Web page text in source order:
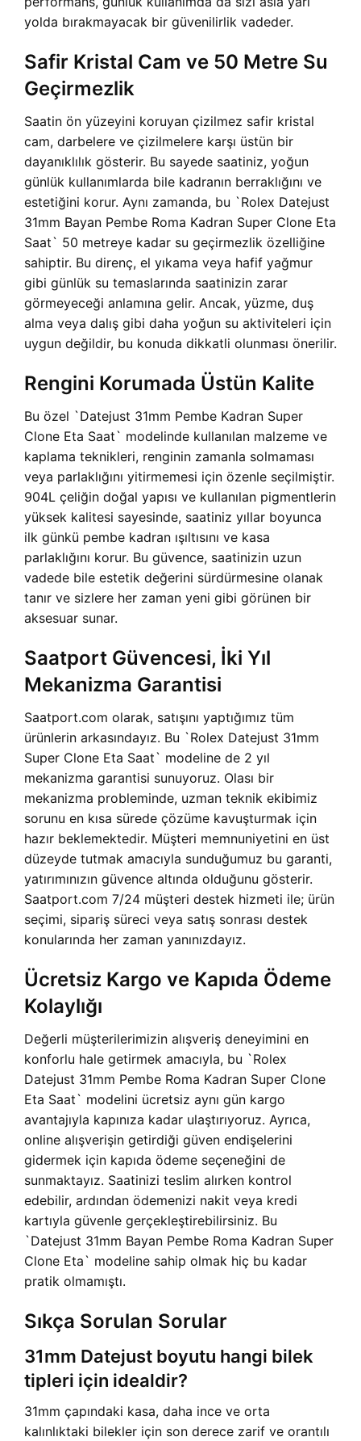
yolda bırakmayacak bir güvenilirlik vadeder.
Safir Kristal Cam ve 50 Metre Su
Geçirmezlik
Saatin ön yüzeyini koruyan çizilmez safir kristal
cam, darbelere ve çizilmelere karşı üstün bir
dayanıklılık gösterir. Bu sayede saatiniz, yoğun
günlük kullanımlarda bile kadranın berraklığını ve
estetiğini korur. Aynı zamanda, bu `Rolex Datejust
31mm Bayan Pembe Roma Kadran Super Clone Eta
Saat` 50 metreye kadar su geçirmezlik özelliğine
sahiptir. Bu direnç, el yıkama veya hafif yağmur
gibi günlük su temaslarında saatinizin zarar
görmeyeceği anlamına gelir. Ancak, yüzme, duş
alma veya dalış gibi daha yoğun su aktiviteleri için
uygun değildir, bu konuda dikkatli olunması önerilir.
Rengini Korumada Üstün Kalite
Bu özel `Datejust 31mm Pembe Kadran Super
Clone Eta Saat` modelinde kullanılan malzeme ve
kaplama teknikleri, renginin zamanla solmaması
veya parlaklığını yitirmemesi için özenle seçilmiştir.
904L çeliğin doğal yapısı ve kullanılan pigmentlerin
yüksek kalitesi sayesinde, saatiniz yıllar boyunca
ilk günkü pembe kadran ışıltısını ve kasa
parlaklığını korur. Bu güvence, saatinizin uzun
vadede bile estetik değerini sürdürmesine olanak
tanır ve sizlere her zaman yeni gibi görünen bir
aksesuar sunar.
Saatport Güvencesi, İki Yıl
Mekanizma Garantisi
Saatport.com olarak, satışını yaptığımız tüm
ürünlerin arkasındayız. Bu `Rolex Datejust 31mm
Super Clone Eta Saat` modeline de 2 yıl
mekanizma garantisi sunuyoruz. Olası bir
mekanizma probleminde, uzman teknik ekibimiz
sorunu en kısa sürede çözüme kavuşturmak için
hazır beklemektedir. Müşteri memnuniyetini en üst
düzeyde tutmak amacıyla sunduğumuz bu garanti,
yatırımınızın güvence altında olduğunu gösterir.
Saatport.com 7/24 müşteri destek hizmeti ile; ürün
seçimi, sipariş süreci veya satış sonrası destek
konularında her zaman yanınızdayız.
Ücretsiz Kargo ve Kapıda Ödeme
Kolaylığı
Değerli müşterilerimizin alışveriş deneyimini en
konforlu hale getirmek amacıyla, bu `Rolex
Datejust 31mm Pembe Roma Kadran Super Clone
Eta Saat` modelini ücretsiz aynı gün kargo
avantajıyla kapınıza kadar ulaştırıyoruz. Ayrıca,
online alışverişin getirdiği güven endişelerini
gidermek için kapıda ödeme seçeneğini de
sunmaktayız. Saatinizi teslim alırken kontrol
edebilir, ardından ödemenizi nakit veya kredi
kartıyla güvenle gerçekleştirebilirsiniz. Bu
`Datejust 31mm Bayan Pembe Roma Kadran Super
Clone Eta` modeline sahip olmak hiç bu kadar
pratik olmamıştı.
Sıkça Sorulan Sorular
31mm Datejust boyutu hangi bilek
tipleri için idealdir?
31mm çapındaki kasa, daha ince ve orta
kalınlıktaki bilekler için son derece zarif ve orantılı